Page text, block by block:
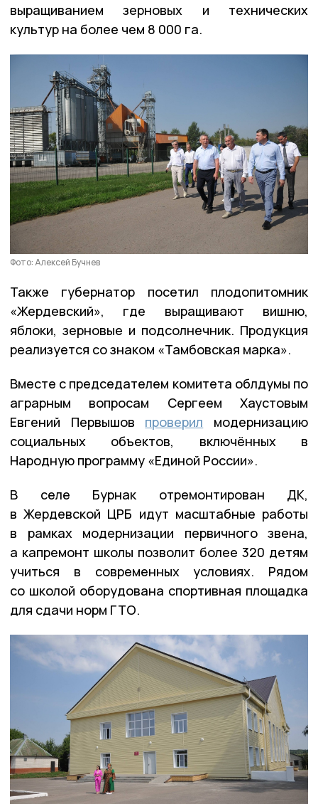
выращиванием зерновых и технических
культур на более чем 8 000 га.
Фото: Алексей Бучнев
Также губернатор посетил плодопитомник
«Жердевский», где выращивают вишню,
яблоки, зерновые и подсолнечник. Продукция
реализуется со знаком «Тамбовская марка».
Вместе с председателем комитета облдумы по
аграрным вопросам Сергеем Хаустовым
Евгений Первышов проверил модернизацию
социальных объектов, включённых в
Народную программу «Единой России».
В селе Бурнак отремонтирован ДК,
в Жердевской ЦРБ идут масштабные работы
в рамках модернизации первичного звена,
а капремонт школы позволит более 320 детям
учиться в современных условиях. Рядом
со школой оборудована спортивная площадка
для сдачи норм ГТО.